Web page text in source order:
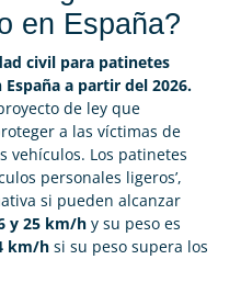
en España?
civil para patinetes
a partir del 2026.
de ley que
a las víctimas de
vehículos. Los patinetes
personales ligeros’,
si pueden alcanzar
y 25 km/h y su peso es
km/h si su peso supera los